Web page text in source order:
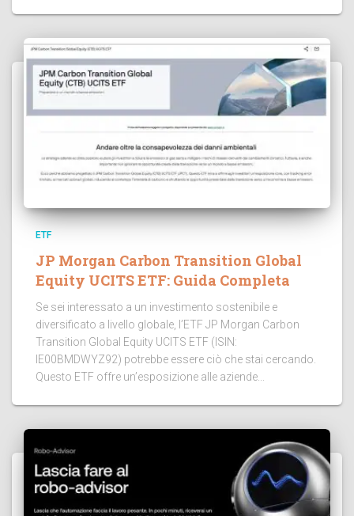
ETF
JP Morgan Carbon Transition Global
Equity UCITS ETF: Guida Completa
Se sei interessato a un investimento sostenibile e
diversificato a livello globale, l’ETF JP Morgan Carbon
Transition Global Equity UCITS ETF (ISIN:
IE00BMDWYZ92) potrebbe essere ciò che stai cercando.
Questo ETF offre un’esposizione alle aziende...